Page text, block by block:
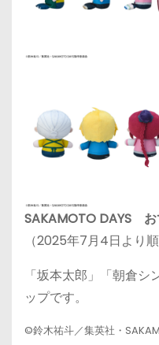
SAKAMOTO DAYS
（2025年7月4日より
「坂本太郎」「朝倉
ップです。
©鈴木祐斗／集英社・